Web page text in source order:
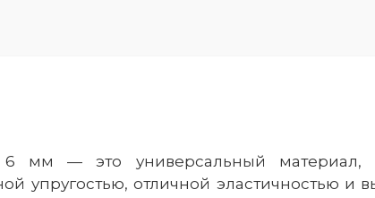
мм — это универсальный материал,
упругостью, отличной эластичностью и